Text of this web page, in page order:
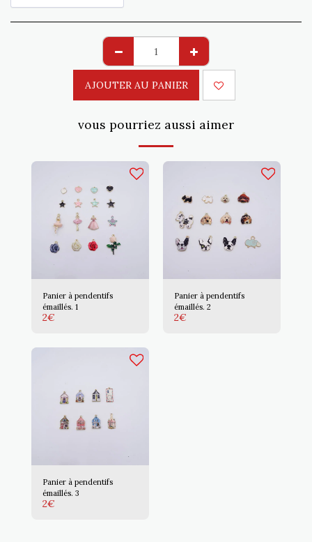
AJOUTER AU PANIER
vous pourriez aussi aimer
Panier à pendentifs
émaillés. 1
2€
Panier à pendentifs
émaillés. 2
2€
Panier à pendentifs
émaillés. 3
2€